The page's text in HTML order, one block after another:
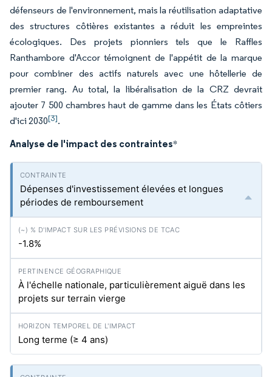
défenseurs de l'environnement, mais la réutilisation adaptative
des structures côtières existantes a réduit les empreintes
écologiques. Des projets pionniers tels que le Raffles
Ranthambore d'Accor témoignent de l'appétit de la marque
pour combiner des actifs naturels avec une hôtellerie de
premier rang. Au total, la libéralisation de la CRZ devrait
ajouter 7 500 chambres haut de gamme dans les États côtiers
d'ici 2030[3].
Analyse de l'impact des contraintes*
Dépenses d'investissement élevées et longues
périodes de remboursement
-1.8%
À l'échelle nationale, particulièrement aiguë dans les
projets sur terrain vierge
Long terme (≥ 4 ans)